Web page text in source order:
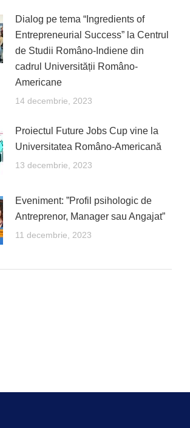
Dialog pe tema “Ingredients of
Entrepreneurial Success” la Centrul
de Studii Româno-Indiene din
cadrul Universității Româno-
Americane
14 decembrie, 2023
Proiectul Future Jobs Cup vine la
Universitatea Româno-Americană
13 decembrie, 2023
Eveniment: ”Profil psihologic de
Antreprenor, Manager sau Angajat”
11 decembrie, 2023